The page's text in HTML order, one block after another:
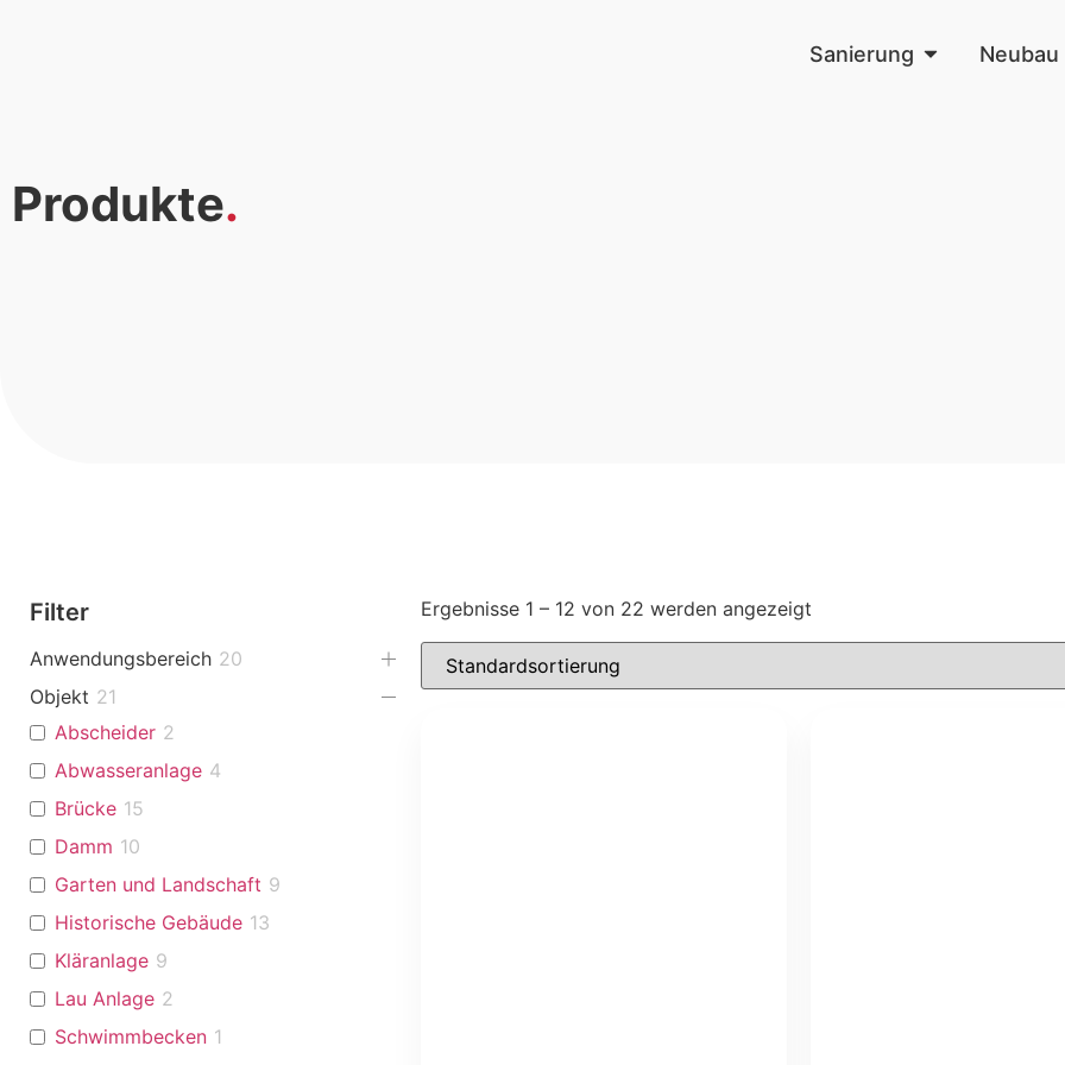
Sanierung Neubau
Produkte
Filter
Anwendungsbereich 20
Objekt 21
Abscheider 2
Abwasseranlage 4
Brücke 15
Damm 10
Garten und Landschaft 9
Historische Gebäude 13
Kläranlage 9
Lau Anlage 2
Schwimmbecken 1
Ergebnisse 1 – 12 von 22 werden angezeigt